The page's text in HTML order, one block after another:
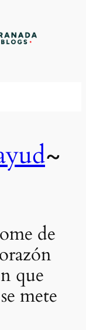
~
de
que
mete